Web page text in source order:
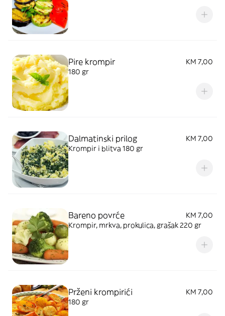
Pire krompir
KM 7,00
180 gr
Dalmatinski prilog
KM 7,00
Krompir i blitva 180 gr
Bareno povrće
KM 7,00
Krompir, mrkva, prokulica, grašak 220 gr
Prženi krompirići
KM 7,00
180 gr